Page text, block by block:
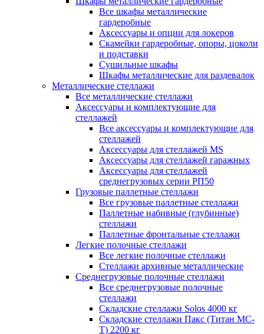
Все шкафы металлические
гардеробные
Аксессуары и опции для локеров
Скамейки гардеробные, опоры, цоколи
и подставки
Сушильные шкафы
Шкафы металлические для раздевалок
Металлические стеллажи
Все металлические стеллажи
Аксессуары и комплектующие для
стеллажей
Все аксессуары и комплектующие для
стеллажей
Аксессуары для стеллажей MS
Аксессуары для стеллажей гаражных
Аксессуары для стеллажей
среднегрузовых серии РП50
Грузовые паллетные стеллажи
Все грузовые паллетные стеллажи
Паллетные набивные (глубинные)
стеллажи
Паллетные фронтальные стеллажи
Легкие полочные стеллажи
Все легкие полочные стеллажи
Стеллажи архивные металлические
Среднегрузовые полочные стеллажи
Все среднегрузовые полочные
стеллажи
Складские стеллажи Solos 4000 кг
Складские стеллажи Пакс (Титан МС-
Т) 2200 кг